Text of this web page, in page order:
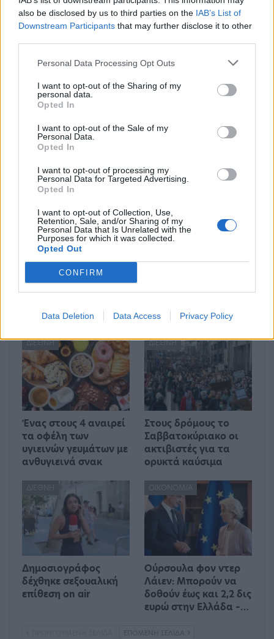
also be disclosed by us to third parties on the IAB’s List of
Downstream Participants that may further disclose it to other
Personal Data Processing Opt Outs
I want to opt-out of the Sharing of my
personal data.
Opted In
I want to opt-out of the Sale of my
Personal Data.
Opted In
I want to opt-out of processing my
Personal Data for Targeted Advertising.
Opted In
I want to opt-out of Collection, Use,
Retention, Sale, and/or Sharing of my
Personal Data that Is Unrelated with the
Purposes for which it was collected.
Opted Out
CONFIRM
Data Deletion Data Access Privacy Policy
300 πυρηνικές κεφαλές στο οπλοστάσιό της,
σύμφωνα με το Διεθνές Ινστιτούτο Έρευνας για
την Ειρήνη της Στοκχόλμης (SIRPI).
Πηγή: ΑΠΕ-ΜΠΕ
Γαλλία Γερμανία
Παγκόσμιο Πρωτάθλημα
Στίβου: Εκτός τελικού
Δένδιας μετά την
παρασημοφόρηση του
Δημιουργούμε Ιατρεία
Εμβρυϊκής Ιατρικής σε 8
Μπορεί επίσης να σε ενδιαφέρει
ΔΙΕΘΝΉ
Ένας στους 4 αναιρεί
τα οφέλη των
υγιεινών γευμάτων με
ανθυγιεινά σνακ
ΔΙΕΘΝΉ
Στους δρόμους το
Σαββατοκύριακο οι
ακτιβιστές για τα
ορυκτά καύσιμα
ΔΙΕΘΝΉ
Δημοσιογράφος
δέχθηκε σεξουαλική
επίθεση on air
ΟΙΚΟΝΟΜΊΑ
Ούρσουλα φον ντερ
Λάιεν: Μπορούν να
δοθούν έως και 2,2 δις
ευρώ στην Ελλάδα –…
ΕΠΌΜΕΝΗ ΣΕΛΊΔΑ